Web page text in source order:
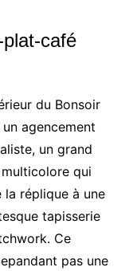
café
du Bonsoir
un agencement
un grand
qui
la réplique à une
tapisserie
Ce
pas une